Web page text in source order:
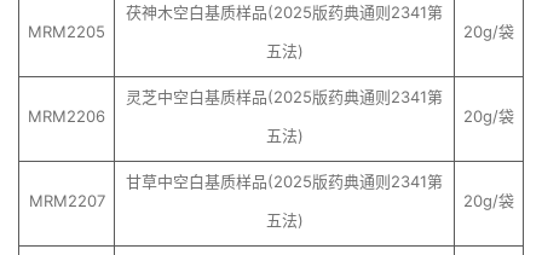
MRM2205
茯神木空白基质样品(2025版药典通则2341第
五法)
20g/袋
MRM2206
灵芝中空白基质样品(2025版药典通则2341第
五法)
20g/袋
MRM2207
甘草中空白基质样品(2025版药典通则2341第
五法)
20g/袋